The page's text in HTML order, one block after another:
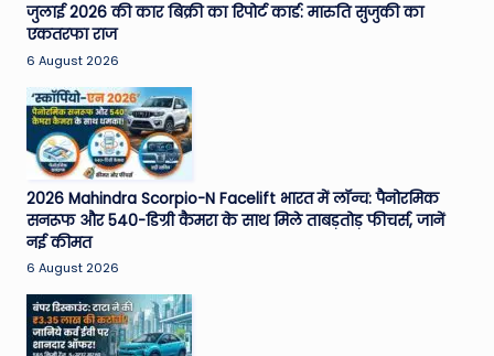
जुलाई 2026 की कार बिक्री का रिपोर्ट कार्ड: मारुति सुजुकी का
एकतरफा राज
6 August 2026
2026 Mahindra Scorpio-N Facelift भारत में लॉन्च: पैनोरमिक
सनरूफ और 540-डिग्री कैमरा के साथ मिले ताबड़तोड़ फीचर्स, जानें
नई कीमत
6 August 2026